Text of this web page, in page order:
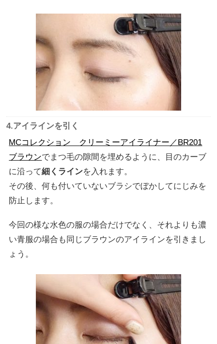
4.アイラインを引く
MCコレクション クリーミーアイライナー／BR201
ブラウンでまつ毛の隙間を埋めるように、目のカーブ
に沿って細くラインを入れます。
その後、何も付いていないブラシでぼかしてにじみを
防止します。
今回の様な水色の服の場合だけでなく、それよりも濃
い青服の場合も同じブラウンのアイラインを引きまし
ょう。